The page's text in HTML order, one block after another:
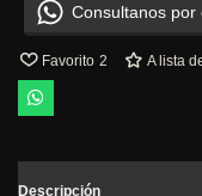
Consultanos por
Favorito 2 A lista
Descripción